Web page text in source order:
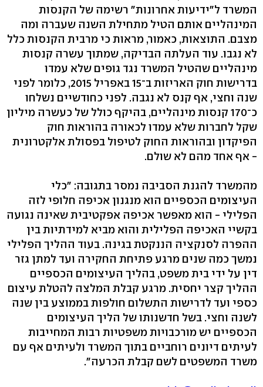
המשרד ל"ידיעות אחרונות" רשימה של הקנסות
המינהליים אותם הטיל מתחילת השנה שעברה ומה
מצבם. התוצאות, כאמור, מראות כי מרבית הקנסות כלל
לא נגבו. עוד העלתה הבדיקה, שמתוך עשרה קנסות
מינהליים שהטיל המשרד נגד גופים שלא עמדו
בדרישות חוק האריזות ב־15 באפריל 2015, כלומר לפני
שנה וחצי, אף קנס לא נגבה. לפני כחודשיים נשלחו
כ־170 קנסות מינהליים, בהיקף כולל של כעשרה מיליון
שקל לחברות שלא עמדו לכאורה בהוראות חוק
הפיקדון ובהוראות החוק לטיפול בפסולת אלקטרונית
- אף אחד מהם לא שולם.
מהמשרד להגנת הסביבה נמסר בתגובה: "כלי
העיצומים הכספיים הוא מנגנון אכיפה חלופי לזה
הפלילי - הוא מאפשר אכיפה אפקטיבית שאינה נגועה
בקשיי האכיפה הפלילית והוא מביא למידתיות בין
ההפרה לסנקציה הננקטת בגינה. בעוד ההליך הפלילי
נמשך כמה שנים מרגע פתיחת החקירה ועד למתן גזר
דין על ידי בית משפט, בהליך העיצומים הכספיים
ההליך קצר יחסית. מרגע קבלת המלצה להטלת עיצום
כספי ועד לדרישות התשלום חולפות בממוצע בין שנה
לשנה וחצי. בשל חדשנותו של הליך העיצומים
הכספיים יש מורכבויות משפטיות רבות המחייבות
לעיתים דיונים רוחביים בתוך המשרד ולעיתים אף עם
משרד המשפטים לשם קבלת הכרעה".